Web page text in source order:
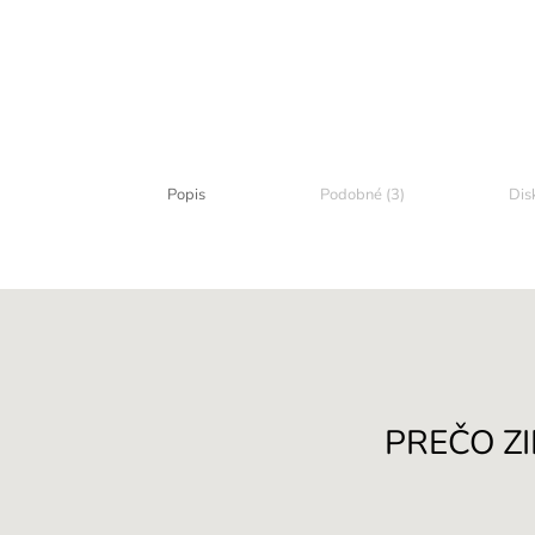
Popis Podobné (3)